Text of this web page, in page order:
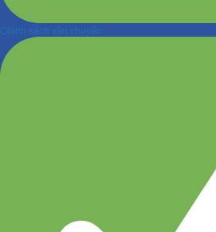
Chính sách vận chuyển